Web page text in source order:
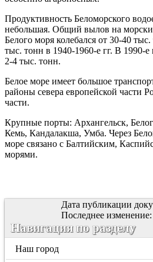
Продуктивность Беломорского
небольшая. Общий вылов на
Белого моря колебался от 30-40
тыс. тонн в 1940-1960-е гг. В 1990-е
2-4 тыс. тонн.
Белое море имеет большое
районы севера европейской части
части.
Крупные порты: Архангельск,
Кемь, Кандалакша, Умба. Через
море связано с Балтийским,
морями.
Дата публикации
Последнее
Навигация по разделу
Наш город